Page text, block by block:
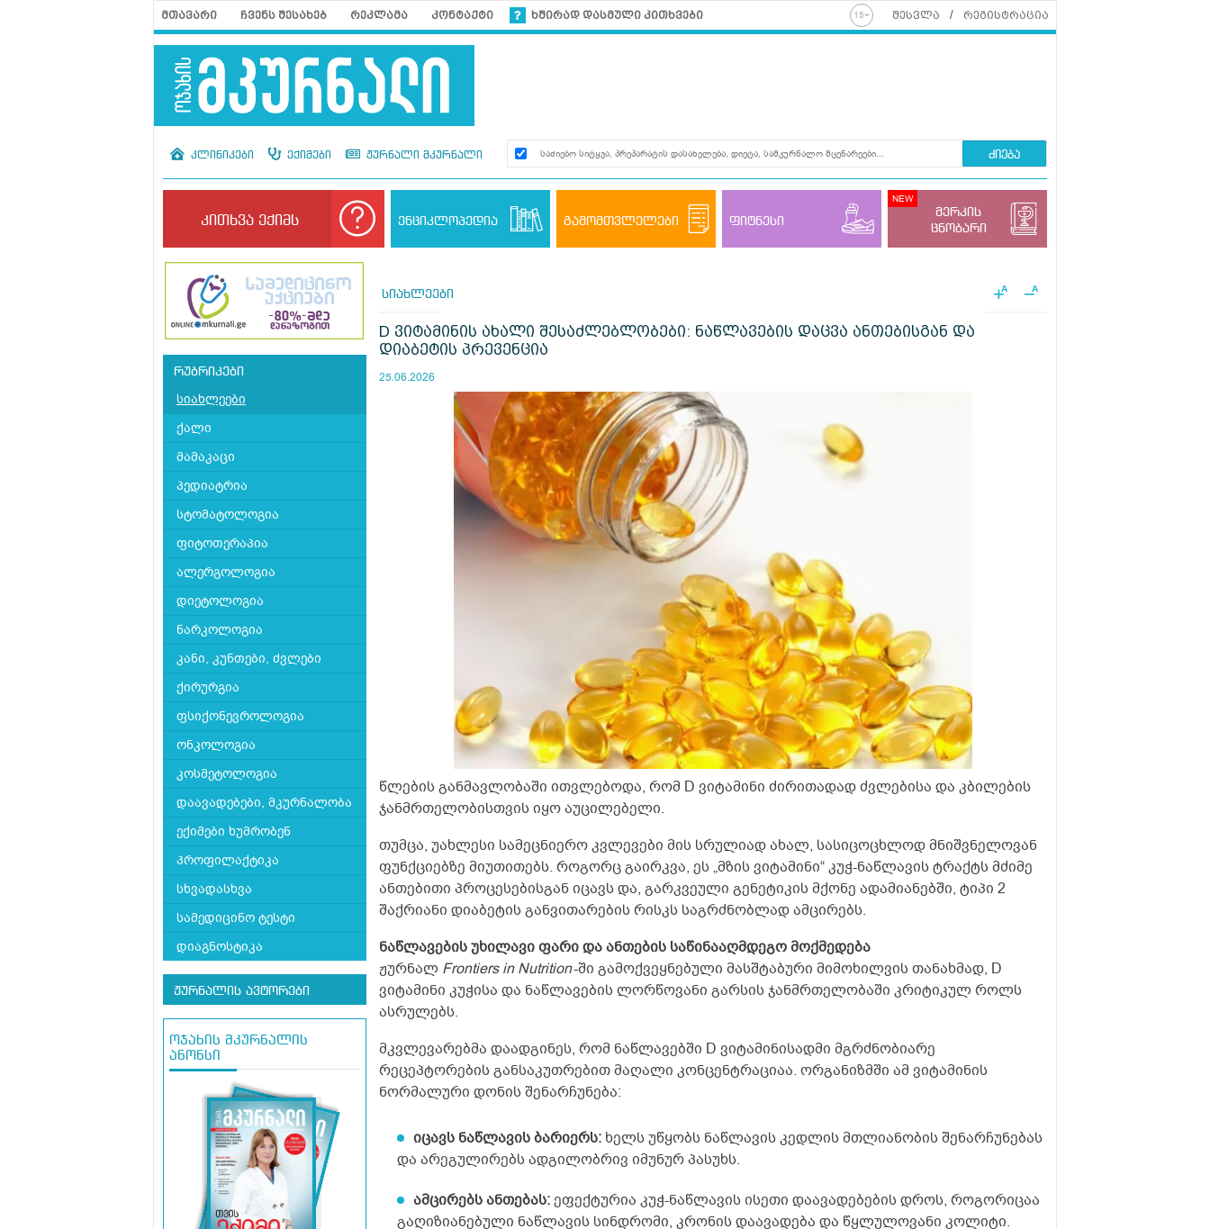
მთავარი ჩვენს შესახებ რეკლამა კონტაქტი ხშირად დასმული კითხვები შესვლა რეგისტრაცია
კლინიკები ექიმები ჟურნალი მკურნალი ძიება
კითხვა ექიმს ენციკლოპედია გამომთვლელები ფიტნესი
მერკის
ცნობარი
რუბრიკები
სიახლეები
ქალი
მამაკაცი
პედიატრია
სტომატოლოგია
ფიტოთერაპია
ალერგოლოგია
დიეტოლოგია
ნარკოლოგია
კანი, კუნთები, ძვლები
ქირურგია
ფსიქონევროლოგია
ონკოლოგია
კოსმეტოლოგია
დაავადებები, მკურნალობა
ექიმები ხუმრობენ
პროფილაქტიკა
სხვადასხვა
სამედიცინო ტესტი
დიაგნოსტიკა
ჟურნალის ავტორები
ოჯახის მკურნალის
ანონსი
სიახლეები +A −A
D ვიტამინის ახალი შესაძლებლობები: ნაწლავების დაცვა ანთებისგან და
დიაბეტის პრევენცია
25.06.2026
წლების განმავლობაში ითვლებოდა, რომ D ვიტამინი ძირითადად ძვლებისა და კბილების
ჯანმრთელობისთვის იყო აუცილებელი.
თუმცა, უახლესი სამეცნიერო კვლევები მის სრულიად ახალ, სასიცოცხლოდ მნიშვნელოვან
ფუნქციებზე მიუთითებს. როგორც გაირკვა, ეს „მზის ვიტამინი“ კუჭ-ნაწლავის ტრაქტს მძიმე
ანთებითი პროცესებისგან იცავს და, გარკვეული გენეტიკის მქონე ადამიანებში, ტიპი 2
შაქრიანი დიაბეტის განვითარების რისკს საგრძნობლად ამცირებს.
ნაწლავების უხილავი ფარი და ანთების საწინააღმდეგო მოქმედება
ჟურნალ Frontiers in Nutrition-ში გამოქვეყნებული მასშტაბური მიმოხილვის თანახმად, D
ვიტამინი კუჭისა და ნაწლავების ლორწოვანი გარსის ჯანმრთელობაში კრიტიკულ როლს
ასრულებს.
მკვლევარებმა დაადგინეს, რომ ნაწლავებში D ვიტამინისადმი მგრძნობიარე
რეცეპტორების განსაკუთრებით მაღალი კონცენტრაციაა. ორგანიზმში ამ ვიტამინის
ნორმალური დონის შენარჩუნება:
იცავს ნაწლავის ბარიერს: ხელს უწყობს ნაწლავის კედლის მთლიანობის შენარჩუნებას
და არეგულირებს ადგილობრივ იმუნურ პასუხს.
ამცირებს ანთებას:ეფექტურია კუჭ-ნაწლავის ისეთი დაავადებების დროს, როგორიცაა
გაღიზიანებული ნაწლავის სინდრომი, კრონის დაავადება და წყლულოვანი კოლიტი.